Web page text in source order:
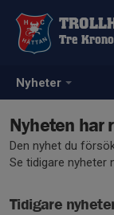
Nyheter
Tre
Nyheten har
Den nyhet du
Se tidigare nyheter
Tidigare